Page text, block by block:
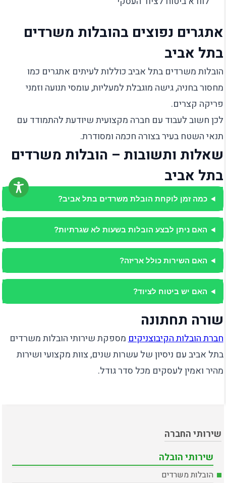
אתגרים נפוצים בהובלות משרדים
בתל אביב
הובלות משרדים בתל אביב כוללות לעיתים אתגרים כמו
מחסור בחניה, גישה מוגבלת למעליות, עומסי תנועה וזמני
פריקה קצרים.
לכן חשוב לעבוד עם חברה מקצועית שיודעת להתמודד עם
תנאי השטח בעיר בצורה חכמה ומסודרת.
שאלות ותשובות – הובלות משרדים
בתל אביב
כמה זמן לוקחת הובלת משרדים בתל אביב?
האם ניתן לבצע הובלות בשעות לא שגרתיות?
האם השירות כולל אריזה?
האם יש ביטוח לציוד?
שורה תחתונה
חברת הובלות הקיבוצניקיםמספקת שירותי הובלות משרדים
בתל אביב עם ניסיון של עשרות שנים, צוות מקצועי ושירות
מהיר ואמין לעסקים מכל סדר גודל.
שירותי החברה
שירותי הובלה
הובלות משרדים